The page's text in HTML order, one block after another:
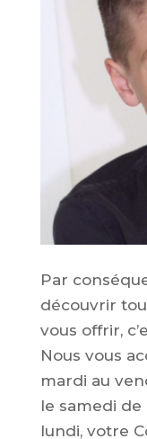
Par
découvrir
vous offrir,
Nous vous
mardi au
le samedi de
lundi, votre